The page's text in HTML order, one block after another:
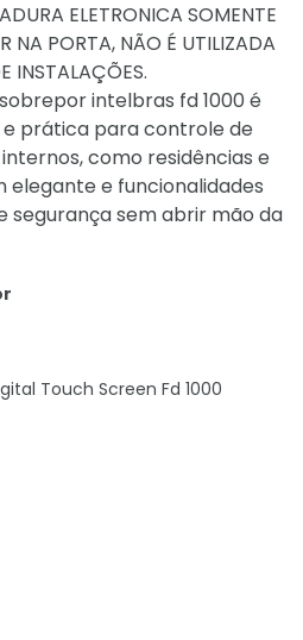
ELETRONICA SOMENTE
NA PORTA, NÃO É UTILIZADA
INSTALAÇÕES.
intelbras fd 1000 é
prática para controle de
como residências e
elegante e funcionalidades
segurança sem abrir mão da
Touch Screen Fd 1000